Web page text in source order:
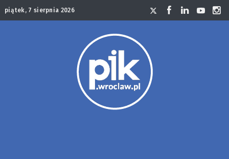
piątek, 7 sierpnia 2026